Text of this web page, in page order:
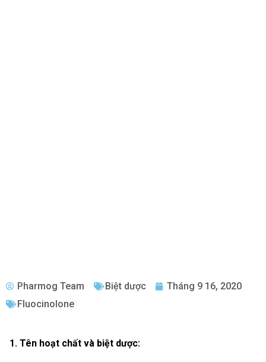
Pharmog Team Biệt dược
Tháng 9 16, 2020
Fluocinolone
1. Tên hoạt chất và biệt dược: